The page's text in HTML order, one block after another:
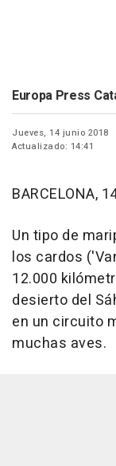
Europa Press
Jueves, 14 junio 2018
Actualizado: 14:41
BARCELONA,
Un tipo de
los cardos
12.000
desierto del
en un circuito
muchas aves.